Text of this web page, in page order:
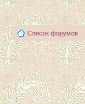
Список форумов